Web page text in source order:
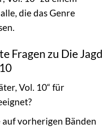
die das Genre
Fragen zu Die Jagd
Vol. 10“ für
auf vorherigen Bänden